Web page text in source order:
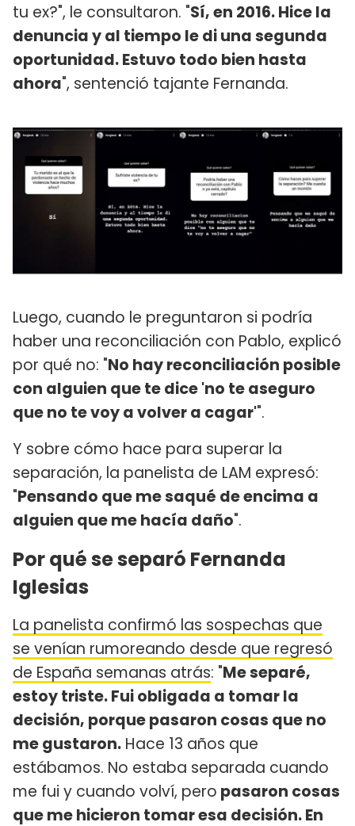
tu ex?", le consultaron. "Sí, en 2016. Hice la
denuncia y al tiempo le di una segunda
oportunidad. Estuvo todo bien hasta
ahora", sentenció tajante Fernanda.
Luego, cuando le preguntaron si podría
haber una reconciliación con Pablo, explicó
por qué no: "No hay reconciliación posible
con alguien que te dice 'no te aseguro
que no te voy a volver a cagar'".
Y sobre cómo hace para superar la
separación, la panelista de LAM expresó:
"Pensando que me saqué de encima a
alguien que me hacía daño".
Por qué se separó Fernanda
Iglesias
La panelista confirmó las sospechas que
se venían rumoreando desde que regresó
de España semanas atrás: "Me separé,
estoy triste. Fui obligada a tomar la
decisión, porque pasaron cosas que no
me gustaron. Hace 13 años que
estábamos. No estaba separada cuando
me fui y cuando volví, pero pasaron cosas
que me hicieron tomar esa decisión. En